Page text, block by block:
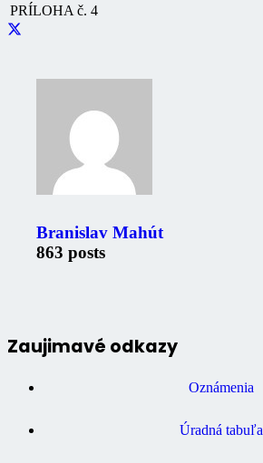
PRÍLOHA č. 4
Branislav Mahút
863 posts
Zaujimavé odkazy
Oznámenia
Úradná tabuľa